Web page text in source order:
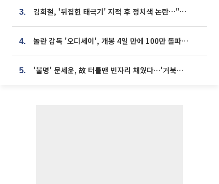
3. 김희철, '뒤집힌 태극기' 지적 후 정치색 논란…"좌우 떠나 우리나라 국기"
4. 놀란 감독 '오디세이', 개봉 4일 만에 100만 돌파⋯'왕사남' 보다 빠르다
5. '불명' 문세윤, 故 터틀맨 빈자리 채웠다…'거북이' 눈물의 최종 우승